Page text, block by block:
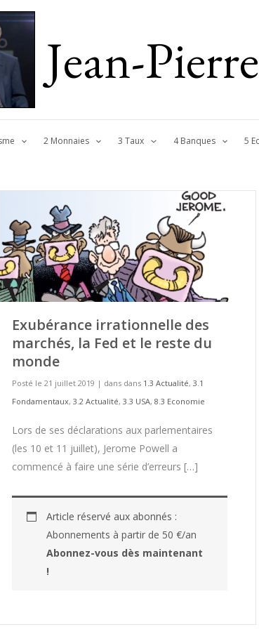
Jean-
2 Monnaies 3 Taux 4 Banques 5
Exubérance irrationnelle des
marchés, la Fed et le reste du
monde
Posté le 21 juillet 2019 | dans dans 1.3 Actualité, 3.1
Fondamentaux, 3.2 Actualité, 3.3 USA, 8.3 Economie
Lors de ses déclarations aux parlementaires
(les 10 et 11 juillet), Jerome Powell a
commencé à faire une série d’erreurs […]
Article réservé aux abonnés :
Abonnements à partir de 50 €/an
Abonnez-vous dès maintenant
!